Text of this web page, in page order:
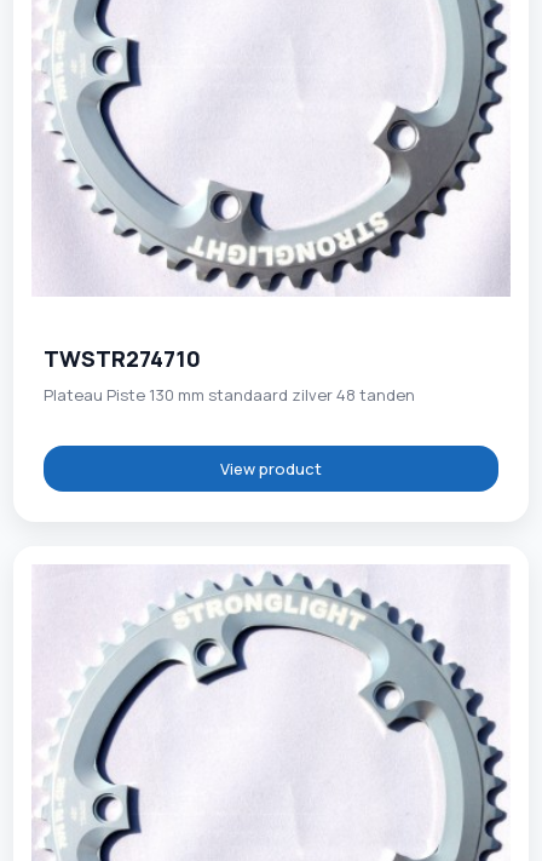
TWSTR274710
Plateau Piste 130 mm standaard zilver 48 tanden
View product